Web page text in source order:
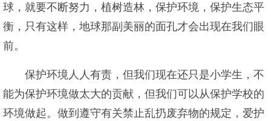
球，就要不断努力，植树造林，保护环境，保护生态平
衡，只有这样，地球那副美丽的面孔才会出现在我们眼
前。
保护环境人人有责，但我们现在还只是小学生，不
能为保护环境做太大的贡献，但我们可以从保护学校的
环境做起。做到遵守有关禁止乱扔废弃物的规定，爱护